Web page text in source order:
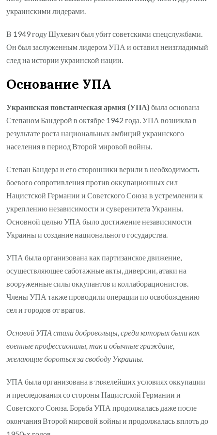
украинскими лидерами.
В 1949 году Шухевич был убит советскими спецслужбами.
Он был заслуженным лидером УПА и оставил неизгладимый
след на истории украинской нации.
Основание УПА
Украинская повстанческая армия (УПА) была основана
Степаном Бандерой в октябре 1942 года. УПА возникла в
результате роста национальных амбиций украинского
населения в период Второй мировой войны.
Степан Бандера и его сторонники верили в необходимость
боевого сопротивления против оккупационных сил
Нацистской Германии и Советского Союза в устремлении к
укреплению независимости и суверенитета Украины.
Основной целью УПА было достижение независимости
Украины и создание национального государства.
УПА была организована как партизанское движение,
осуществляющее саботажные акты, диверсии, атаки на
вооруженные силы оккупантов и коллаборационистов.
Члены УПА также проводили операции по освобождению
сел и городов от врагов.
Основой УПА стали добровольцы, среди которых были как
военные профессионалы, так и обычные граждане,
желающие бороться за свободу Украины.
УПА была организована в тяжелейших условиях оккупации
и преследования со стороны Нацистской Германии и
Советского Союза. Борьба УПА продолжалась даже после
окончания Второй мировой войны и продолжалась вплоть до